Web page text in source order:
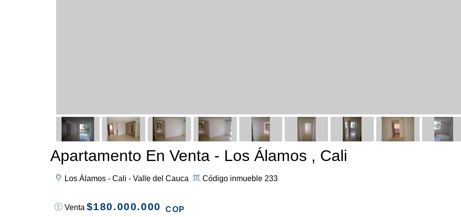
Apartamento En Venta - Los Álamos , Cali
Los Álamos - Cali - Valle del Cauca Código inmueble 233
Venta $180.000.000 COP